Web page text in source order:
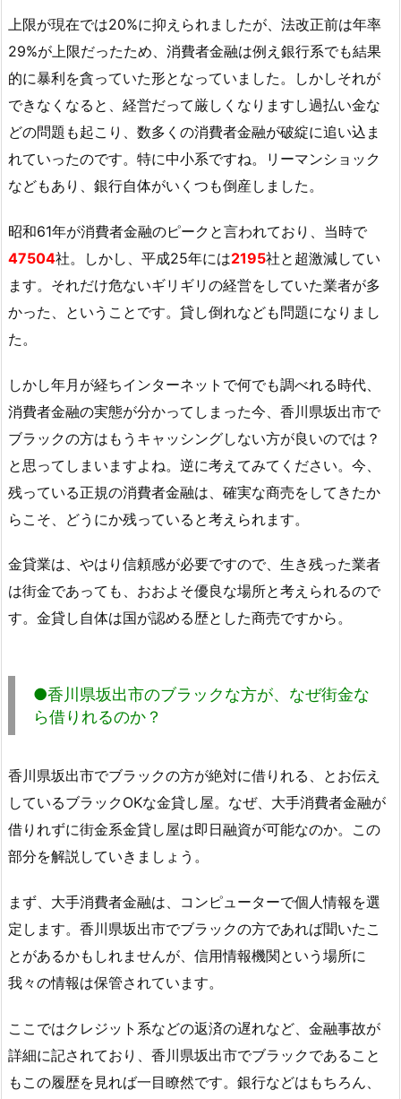
上限が現在では20%に抑えられましたが、法改正前は年率
29%が上限だったため、消費者金融は例え銀行系でも結果
的に暴利を貪っていた形となっていました。しかしそれが
できなくなると、経営だって厳しくなりますし過払い金な
どの問題も起こり、数多くの消費者金融が破綻に追い込ま
れていったのです。特に中小系ですね。リーマンショック
などもあり、銀行自体がいくつも倒産しました。
昭和61年が消費者金融のピークと言われており、当時で
47504社。しかし、平成25年には2195社と超激減してい
ます。それだけ危ないギリギリの経営をしていた業者が多
かった、ということです。貸し倒れなども問題になりまし
た。
しかし年月が経ちインターネットで何でも調べれる時代、
消費者金融の実態が分かってしまった今、香川県坂出市で
ブラックの方はもうキャッシングしない方が良いのでは？
と思ってしまいますよね。逆に考えてみてください。今、
残っている正規の消費者金融は、確実な商売をしてきたか
らこそ、どうにか残っていると考えられます。
金貸業は、やはり信頼感が必要ですので、生き残った業者
は街金であっても、おおよそ優良な場所と考えられるので
す。金貸し自体は国が認める歴とした商売ですから。
●香川県坂出市のブラックな方が、なぜ街金な
ら借りれるのか？
香川県坂出市でブラックの方が絶対に借りれる、とお伝え
しているブラックOKな金貸し屋。なぜ、大手消費者金融が
借りれずに街金系金貸し屋は即日融資が可能なのか。この
部分を解説していきましょう。
まず、大手消費者金融は、コンピューターで個人情報を選
定します。香川県坂出市でブラックの方であれば聞いたこ
とがあるかもしれませんが、信用情報機関という場所に
我々の情報は保管されています。
ここではクレジット系などの返済の遅れなど、金融事故が
詳細に記されており、香川県坂出市でブラックであること
もこの履歴を見れば一目瞭然です。銀行などはもちろん、